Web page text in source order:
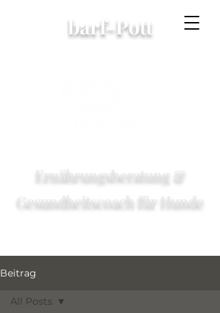
barf-Pott
Ernährungsberatung &
Gesundheitscoach für Hunde
Beitrag
All Posts